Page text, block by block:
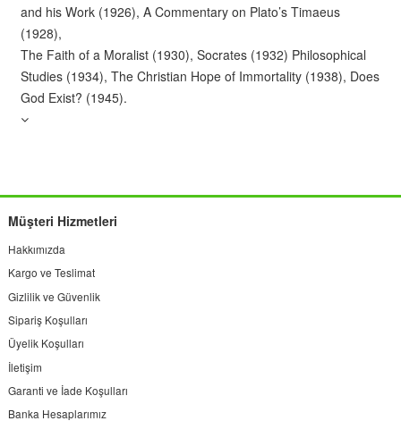
and his Work (1926), A Commentary on Plato’s Timaeus
(1928),
The Faith of a Moralist (1930), Socrates (1932) Philosophical
Studies (1934), The Christian Hope of Immortality (1938), Does
God Exist? (1945).
Müşteri Hizmetleri
Hakkımızda
Kargo ve Teslimat
Gizlilik ve Güvenlik
Sipariş Koşulları
Üyelik Koşulları
İletişim
Garanti ve İade Koşulları
Banka Hesaplarımız